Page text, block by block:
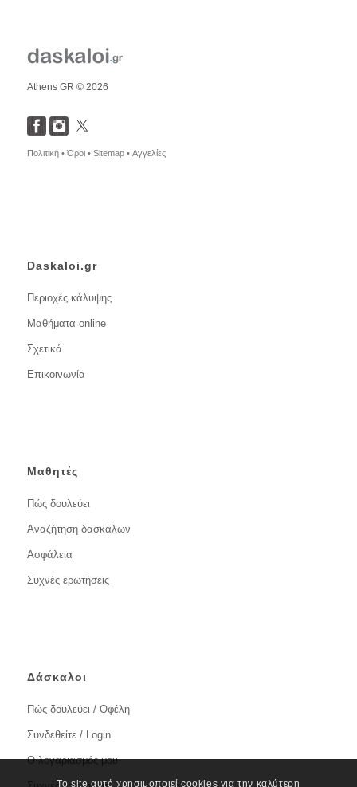
Athens GR © 2026
Πολιτική •Όροι • Sitemap • Αγγελίες
Daskaloi.gr
Περιοχές κάλυψης
Μαθήματα online
Σχετικά
Επικοινωνία
Μαθητές
Πώς δουλεύει
Αναζήτηση δασκάλων
Ασφάλεια
Συχνές ερωτήσεις
Δάσκαλοι
Πώς δουλεύει / Οφέλη
Συνδεθείτε / Login
Ο λογαριασμός μου
Το site αυτό χρησιμοποιεί cookies για την καλύτερη